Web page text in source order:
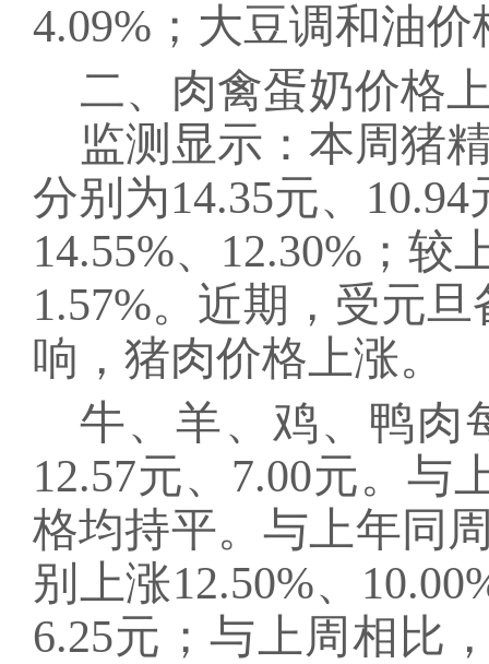
4.09%； 大豆调和油价
二、 肉禽蛋奶价格
监测显示：本周猪
分别为14.35元、 10.94
14.55%、12.30% ； 较
1.57%。近期，受元
响，猪肉价格上涨。
牛、羊、鸡、鸭肉
12.57元、7.00元。与
格均持平。与上年同
别上涨12.50%、
6.25元；与上周相比